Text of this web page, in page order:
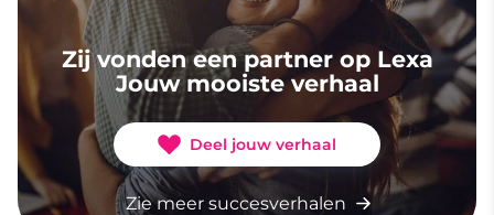
Zij vonden een partner op Lexa
Jouw mooiste verhaal
Deel jouw verhaal
Zie meer succesverhalen